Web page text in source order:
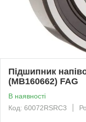
Підшипник
(MB160662) FAG
В наявності
Код: 60072RSRC3